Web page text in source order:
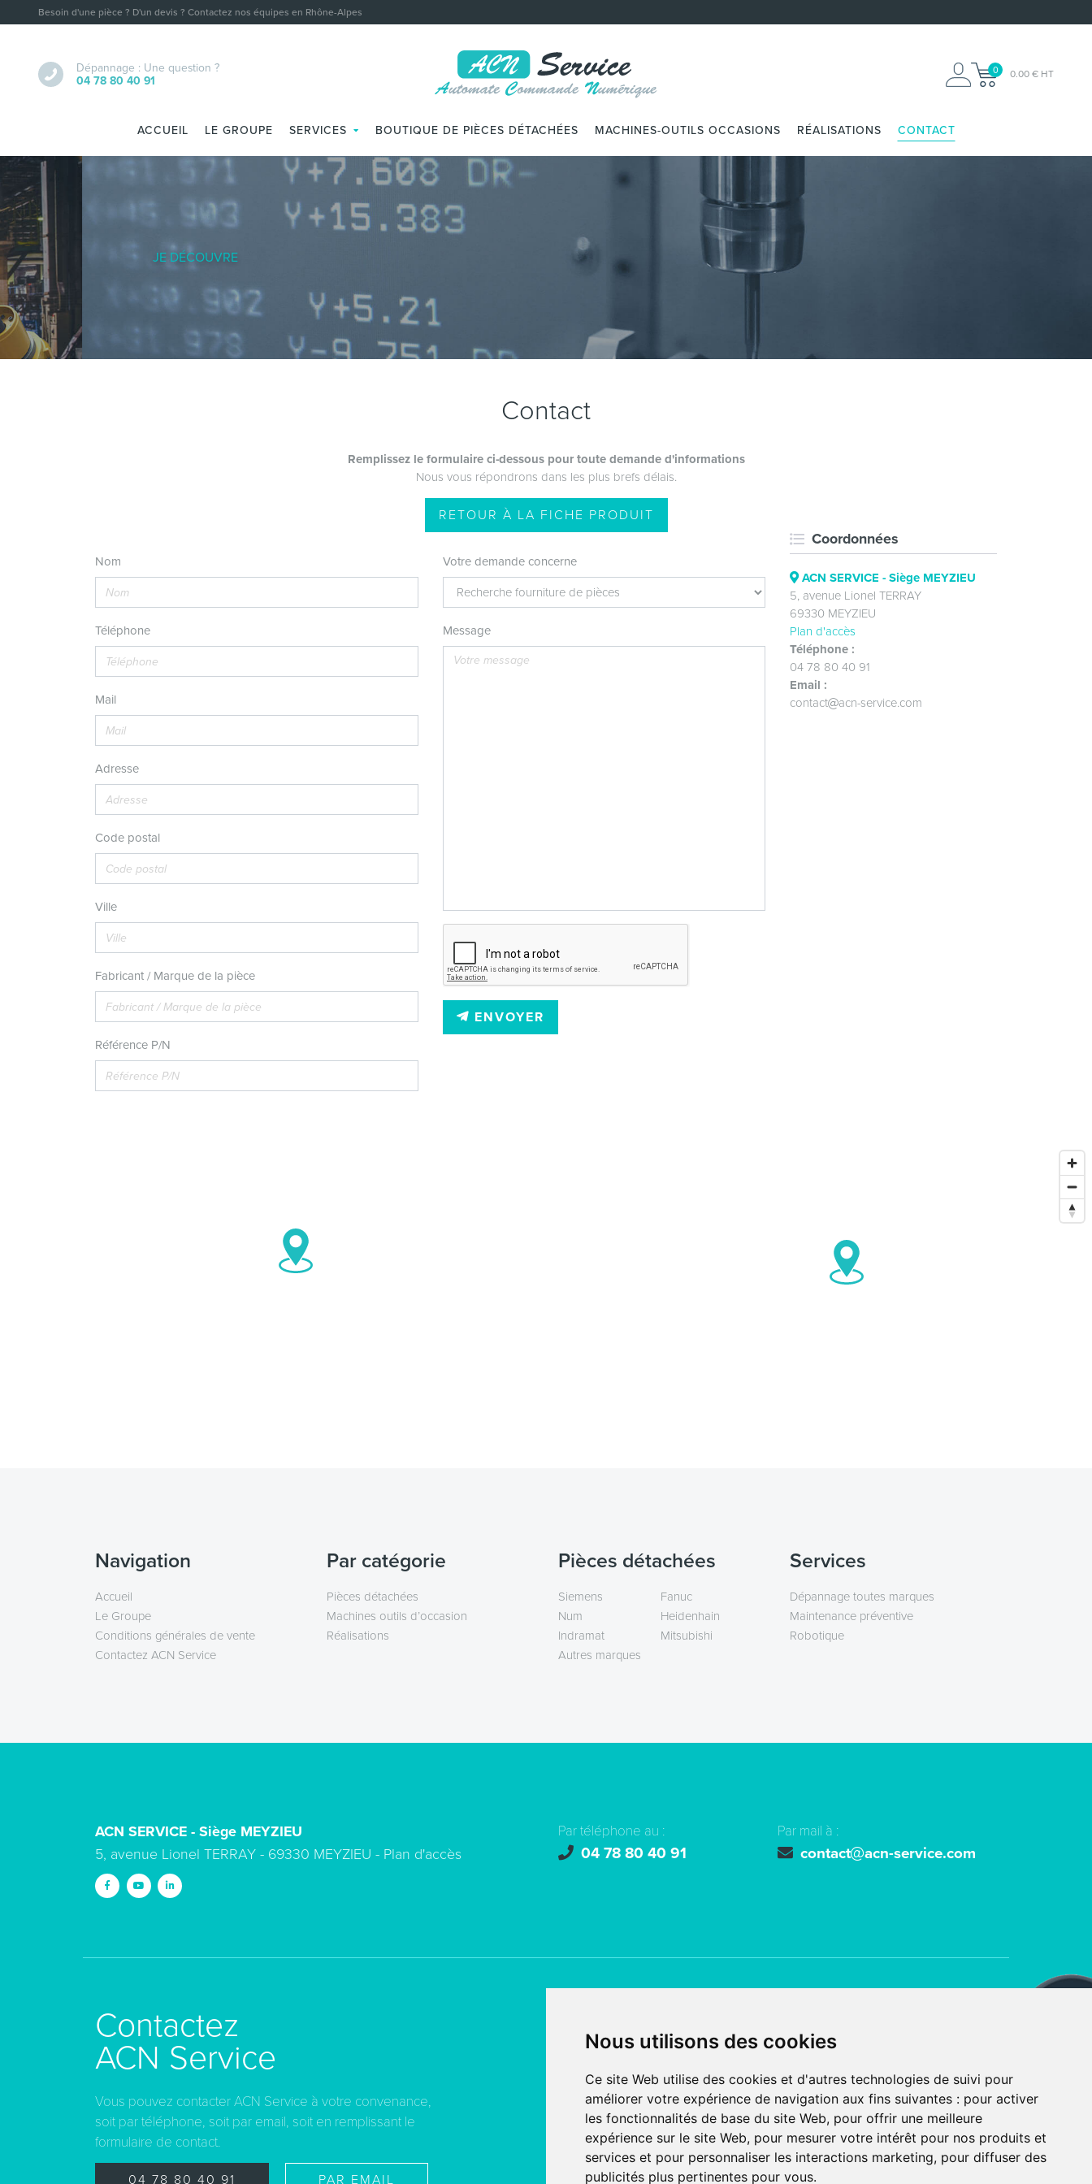
Nous utilisons des cookies
Ce site Web utilise des cookies et d'autres technologies de suivi pour
améliorer votre expérience de navigation aux fins suivantes : pour activer
les fonctionnalités de base du site Web, pour offrir une meilleure
expérience sur le site Web, pour mesurer votre intérêt pour nos produits et
services et pour personnaliser les interactions marketing, pour diffuser des
publicités plus pertinentes pour vous.
Besoin d'une pièce ? D'un devis ? Contactez nos équipes en Rhône-Alpes
Dépannage : Une question ?
04 78 80 40 91
0 0.00 € HT
ACCUEIL LE GROUPE SERVICES BOUTIQUE DE PIÈCES DÉTACHÉES MACHINES-OUTILS OCCASIONS RÉALISATIONS CONTACT
JE DÉCOUVRE
Contact
Remplissez le formulaire ci-dessous pour toute demande d'informations
Nous vous répondrons dans les plus brefs délais.
RETOUR À LA FICHE PRODUIT
Nom
Téléphone
Mail
Adresse
Code postal
Ville
Fabricant / Marque de la pièce
Référence P/N
Votre demande concerne
Message
ENVOYER
Coordonnées
ACN SERVICE - Siège MEYZIEU
5, avenue Lionel TERRAY
69330 MEYZIEU
Plan d'accès
Téléphone :
04 78 80 40 91
Email :
contact
acn-service.com
Navigation
Accueil
Le Groupe
Conditions générales de vente
Contactez ACN Service
Par catégorie
Pièces détachées
Machines outils d’occasion
Réalisations
Pièces détachées
Siemens
Num
Indramat
Autres marques
Fanuc
Heidenhain
Mitsubishi
Services
Dépannage toutes marques
Maintenance préventive
Robotique
ACN SERVICE - Siège MEYZIEU
5, avenue Lionel TERRAY - 69330 MEYZIEU - Plan d'accès
Par téléphone au :
04 78 80 40 91
Par mail à :
contact acn-service.com
Contactez
ACN Service
Vous pouvez contacter ACN Service à votre convenance,
soit par téléphone, soit par email, soit en remplissant le
formulaire de contact.
04 78 80 40 91 PAR EMAIL
Création de site internetfait avec
par l’agence digitale
MENTIONS LÉGALES
PROTECTION DES DONNÉES
UTILISATION DES COOKIES
PLAN DU SITE